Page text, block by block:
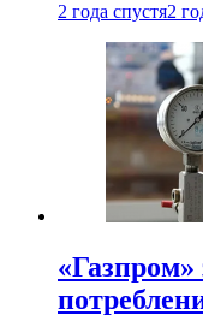
2 года спустя2